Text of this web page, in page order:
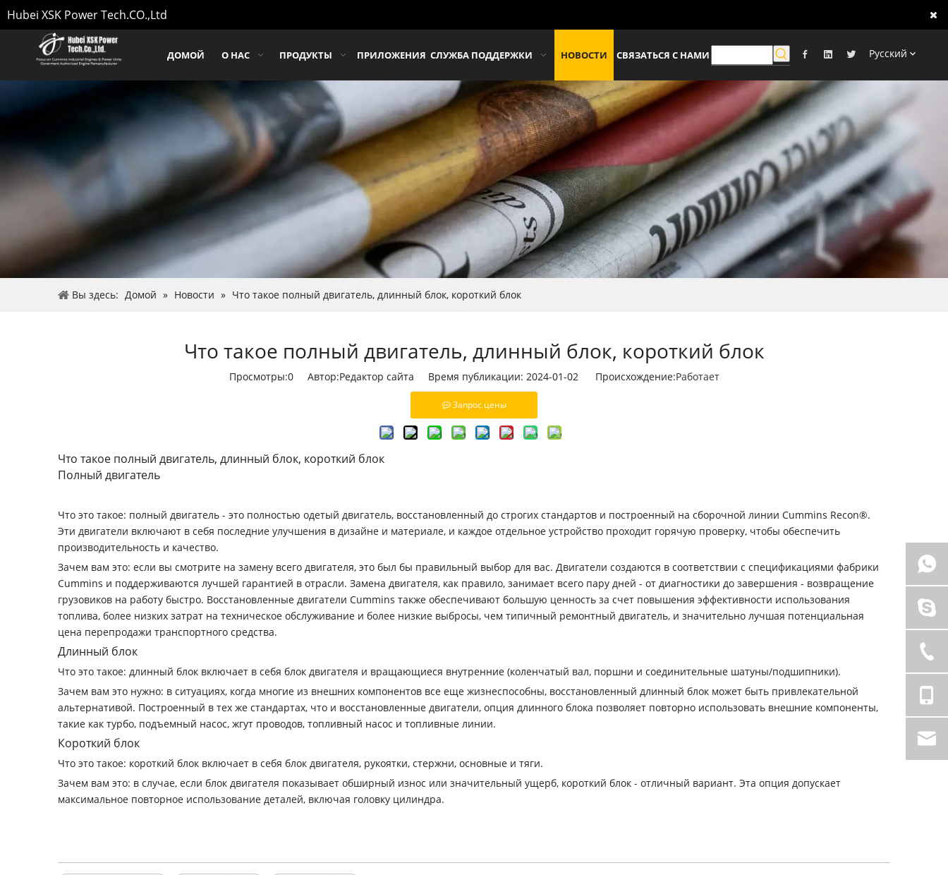
Hubei XSK Power Tech.CO.,Ltd
ДОМОЙ О НАС ПРОДУКТЫ ПРИЛОЖЕНИЯ СЛУЖБА ПОДДЕРЖКИ НОВОСТИ СВЯЗАТЬСЯ С НАМИ Pусский
Вы здесь: Домой » Новости » Что такое полный двигатель, длинный блок, короткий блок
Что такое полный двигатель, длинный блок, короткий блок
Просмотры:0Автор:Pедактор сайта Время публикации: 2024-01-02 Происхождение:Работает
Запрос цены
Что такое полный двигатель, длинный блок, короткий блок
Полный двигатель
Что это такое: полный двигатель - это полностью одетый двигатель, восстановленный до строгих стандартов и построенный на сборочной линии Cummins Recon®.
Эти двигатели включают в себя последние улучшения в дизайне и материале, и каждое отдельное устройство проходит горячую проверку, чтобы обеспечить
производительность и качество.
Зачем вам это: если вы смотрите на замену всего двигателя, это был бы правильный выбор для вас. Двигатели создаются в соответствии с спецификациями фабрики
Cummins и поддерживаются лучшей гарантией в отрасли. Замена двигателя, как правило, занимает всего пару дней - от диагностики до завершения - возвращение
грузовиков на работу быстро. Восстановленные двигатели Cummins также обеспечивают большую ценность за счет повышения эффективности использования
топлива, более низких затрат на техническое обслуживание и более низкие выбросы, чем типичный ремонтный двигатель, и значительно лучшая потенциальная
цена перепродажи транспортного средства.
Длинный блок
Что это такое: длинный блок включает в себя блок двигателя и вращающиеся внутренние (коленчатый вал, поршни и соединительные шатуны/подшипники).
Зачем вам это нужно: в ситуациях, когда многие из внешних компонентов все еще жизнеспособны, восстановленный длинный блок может быть привлекательной
альтернативой. Построенный в тех же стандартах, что и восстановленные двигатели, опция длинного блока позволяет повторно использовать внешние компоненты,
такие как турбо, подъемный насос, жгут проводов, топливный насос и топливные линии.
Короткий блок
Что это такое: короткий блок включает в себя блок двигателя, рукоятки, стержни, основные и тяги.
Зачем вам это: в случае, если блок двигателя показывает обширный износ или значительный ущерб, короткий блок - отличный вариант. Эта опция допускает
максимальное повторное использование деталей, включая головку цилиндра.